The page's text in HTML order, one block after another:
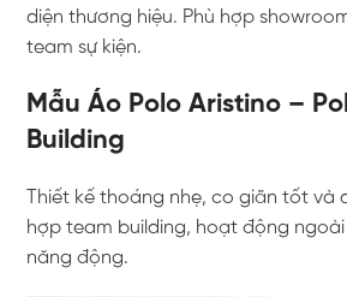
diện thương hiệu. Phù hợp
team sự kiện.
Mẫu Áo Polo Aristino –
Building
Thiết kế thoáng nhẹ, co giãn tốt và
hợp team building, hoạt động
năng động.